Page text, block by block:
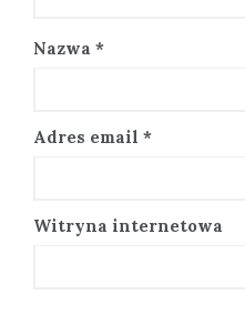
Nazwa *
Adres email *
Witryna internetowa